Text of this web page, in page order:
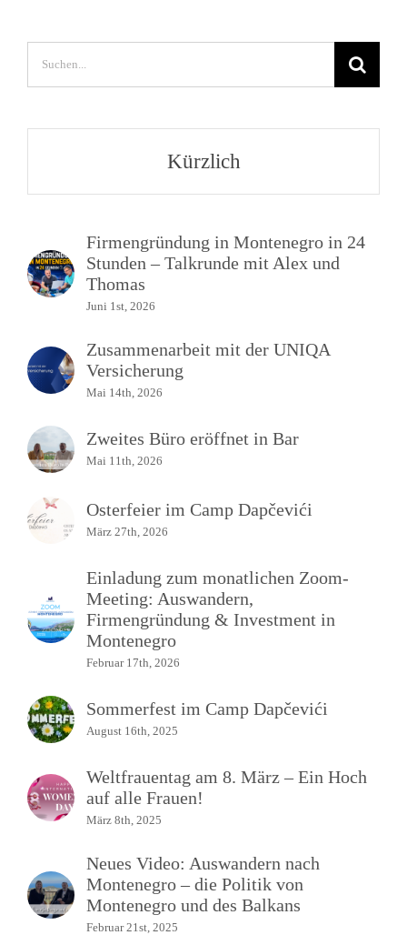
Suche
nach:
Kürzlich
Firmengründung in Montenegro in 24
Stunden – Talkrunde mit Alex und
Thomas
Juni 1st, 2026
Zusammenarbeit mit der UNIQA
Versicherung
Mai 14th, 2026
Zweites Büro eröffnet in Bar
Mai 11th, 2026
Osterfeier im Camp Dapčevići
März 27th, 2026
Einladung zum monatlichen Zoom-
Meeting: Auswandern,
Firmengründung & Investment in
Montenegro
Februar 17th, 2026
Sommerfest im Camp Dapčevići
August 16th, 2025
Weltfrauentag am 8. März – Ein Hoch
auf alle Frauen!
März 8th, 2025
Neues Video: Auswandern nach
Montenegro – die Politik von
Montenegro und des Balkans
Februar 21st, 2025